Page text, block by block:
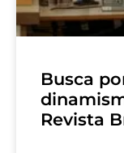
Busca
Revista